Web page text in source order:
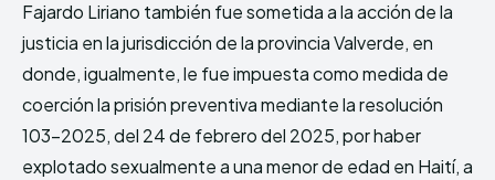
Fajardo Liriano también fue sometida a la acción de la
justicia en la jurisdicción de la provincia Valverde, en
donde, igualmente, le fue impuesta como medida de
coerción la prisión preventiva mediante la resolución
103-2025, del 24 de febrero del 2025, por haber
explotado sexualmente a una menor de edad en Haití, a